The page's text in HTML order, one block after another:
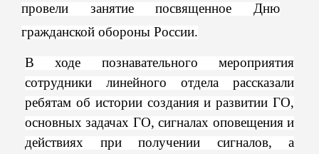
провели занятие посвященное Дню
гражданской обороны России.
В ходе познавательного мероприятия
сотрудники линейного отдела рассказали
ребятам об истории создания и развитии ГО,
основных задачах ГО, сигналах оповещения и
действиях при получении сигналов, а